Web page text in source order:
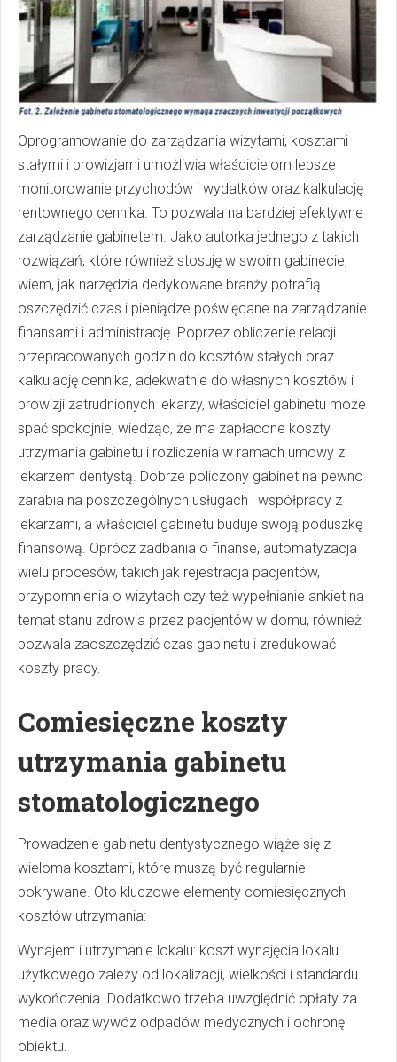
Oprogramowanie do zarządzania wizytami, kosztami
stałymi i prowizjami umożliwia właścicielom lepsze
monitorowanie przychodów i wydatków oraz kalkulację
rentownego cennika. To pozwala na bardziej efektywne
zarządzanie gabinetem. Jako autorka jednego z takich
rozwiązań, które również stosuję w swoim gabinecie,
wiem, jak narzędzia dedykowane branży potrafią
oszczędzić czas i pieniądze poświęcane na zarządzanie
finansami i administrację. Poprzez obliczenie relacji
przepracowanych godzin do kosztów stałych oraz
kalkulację cennika, adekwatnie do własnych kosztów i
prowizji zatrudnionych lekarzy, właściciel gabinetu może
spać spokojnie, wiedząc, że ma zapłacone koszty
utrzymania gabinetu i rozliczenia w ramach umowy z
lekarzem dentystą. Dobrze policzony gabinet na pewno
zarabia na poszczególnych usługach i współpracy z
lekarzami, a właściciel gabinetu buduje swoją poduszkę
finansową. Oprócz zadbania o finanse, automatyzacja
wielu procesów, takich jak rejestracja pacjentów,
przypomnienia o wizytach czy też wypełnianie ankiet na
temat stanu zdrowia przez pacjentów w domu, również
pozwala zaoszczędzić czas gabinetu i zredukować
koszty pracy.
Comiesięczne koszty
utrzymania gabinetu
stomatologicznego
Prowadzenie gabinetu dentystycznego wiąże się z
wieloma kosztami, które muszą być regularnie
pokrywane. Oto kluczowe elementy comiesięcznych
kosztów utrzymania:
Wynajem i utrzymanie lokalu: koszt wynajęcia lokalu
użytkowego zależy od lokalizacji, wielkości i standardu
wykończenia. Dodatkowo trzeba uwzględnić opłaty za
media oraz wywóz odpadów medycznych i ochronę
obiektu.